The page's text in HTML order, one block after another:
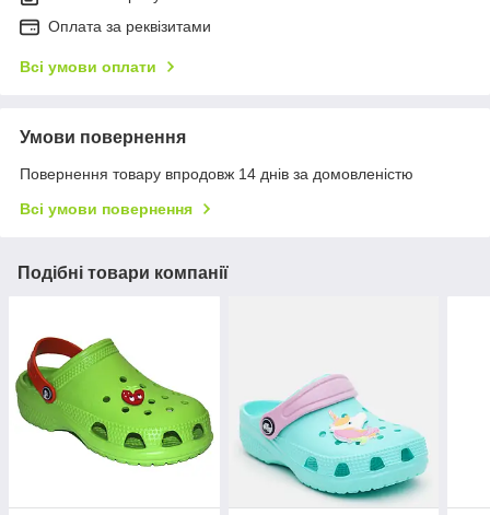
Оплата за реквізитами
Всі умови оплати
Умови повернення
Повернення товару впродовж 14 днів за домовленістю
Всі умови повернення
Подібні товари компанії